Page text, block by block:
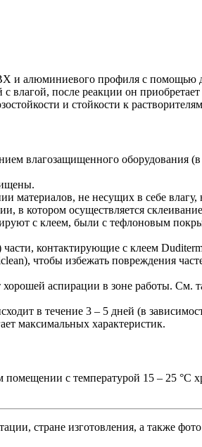
и алюминиевого профиля с
влагой, после реакции он
и стойкости к растворителям
влагозащищенного оборудования (в
материалов, не несущих в себе
в котором осуществляется
с клеем, были с тефлоновым
контактирующие с клеем
чтобы избежать повреждения
аспирации в зоне работы. См.
в течение 3 – 5 дней (в
максимальных характеристик.
с температурой 15 – 25 °С
стране изготовления, а также